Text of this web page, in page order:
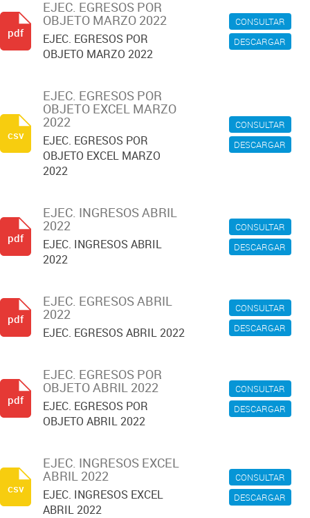
CONSULTAR
DESCARGAR
EJEC. EGRESOS POR
OBJETO MARZO 2022
EJEC. EGRESOS POR
OBJETO MARZO 2022
pdf
CONSULTAR
DESCARGAR
EJEC. EGRESOS POR
OBJETO EXCEL MARZO
2022
EJEC. EGRESOS POR
OBJETO EXCEL MARZO
2022
csv
CONSULTAR
DESCARGAR
EJEC. INGRESOS ABRIL
2022
EJEC. INGRESOS ABRIL
2022
pdf
CONSULTAR
DESCARGAR
EJEC. EGRESOS ABRIL
2022
EJEC. EGRESOS ABRIL 2022
pdf
CONSULTAR
DESCARGAR
EJEC. EGRESOS POR
OBJETO ABRIL 2022
EJEC. EGRESOS POR
OBJETO ABRIL 2022
pdf
CONSULTAR
DESCARGAR
EJEC. INGRESOS EXCEL
ABRIL 2022
EJEC. INGRESOS EXCEL
ABRIL 2022
csv